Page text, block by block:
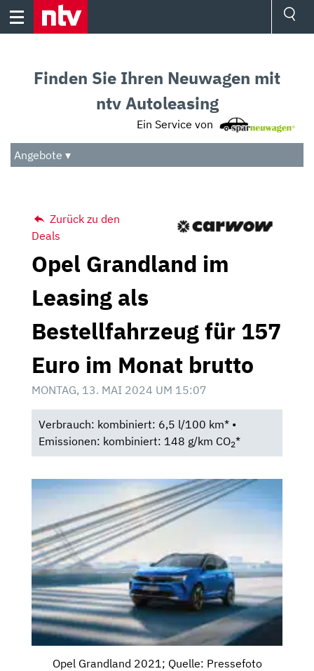
Skip
Audio
Das Beste
Finden Sie Ihren Neuwagen mit
ntv Autoleasing
Ein Service von
Angebote ▾
Zurück zu den
Deals
Opel Grandland im
Leasing als
Bestellfahrzeug für 157
Euro im Monat brutto
MONTAG, 13. MAI 2024 UM 15:07
Verbrauch: kombiniert: 6,5 l/100 km* •
Emissionen: kombiniert: 148 g/km CO2*
Opel Grandland 2021; Quelle: Pressefoto